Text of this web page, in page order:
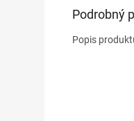
Podrobný
Popis